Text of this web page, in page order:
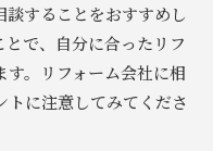
することをおすすめし
で、自分に合ったリフ
す。リフォーム会社に相
に注意してみてくださ